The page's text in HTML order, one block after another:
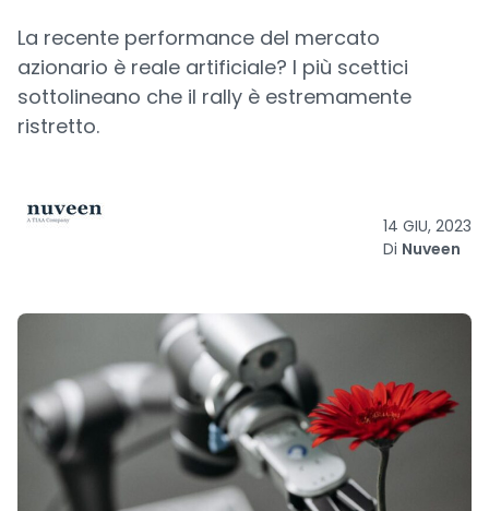
La recente performance del mercato
azionario è reale artificiale? I più scettici
sottolineano che il rally è estremamente
ristretto.
14 GIU, 2023
Di Nuveen